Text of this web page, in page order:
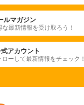
ルマガジン
な最新情報を受け取ろう！
アカウント
ローして最新情報をチェック！